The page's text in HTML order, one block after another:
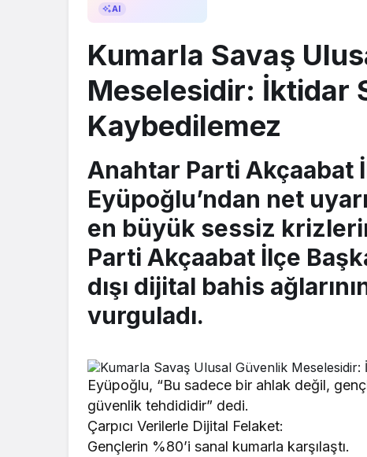
AI
Kumarla Savaş
Meselesidir: İktidar
Kaybedilemez
Anahtar Parti Akçaabat
Eyüpoğlu’ndan net
en büyük sessiz
Parti Akçaabat İlçe
dışı dijital bahis
vurguladı.
Eyüpoğlu, “Bu sadece bir ahlak değil,
güvenlik tehdididir” dedi.
Çarpıcı Verilerle Dijital Felaket:
Gençlerin %80’i sanal kumarla karşılaştı.